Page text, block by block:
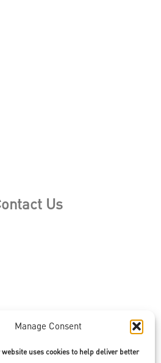
Manage Consent
uses cookies to help deliver better
Us